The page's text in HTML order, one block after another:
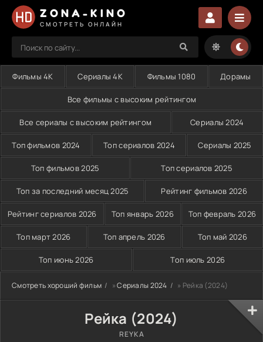
ZONA-KINO
СМОТРЕТЬ ОНЛАЙН
Фильмы 4K Сериалы 4K Фильмы 1080 Дорамы
Все фильмы с высоким рейтингом
Все сериалы с высоким рейтингом Сериалы 2024
Топ фильмов 2024 Топ сериалов 2024 Сериалы 2025
Топ фильмов 2025 Топ сериалов 2025
Топ за последний месяц 2025 Рейтинг фильмов 2026
Рейтинг сериалов 2026 Топ январь 2026 Топ февраль 2026
Топ март 2026 Топ апрель 2026 Топ май 2026
Топ июнь 2026 Топ июль 2026
Смотреть хороший фильм »Сериалы 2024 » Рейка (2024)
Рейка (2024)
REYKA